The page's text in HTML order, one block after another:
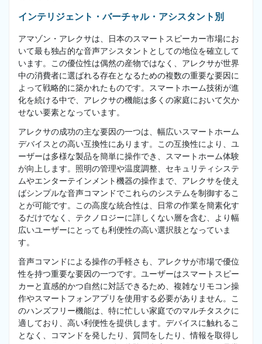
インテリジェント・バーチャル・アシスタント別
アマゾン・アレクサは、日本のスマートスピーカー市場にお
いて最も独占的な音声アシスタントとしての地位を確立して
います。この優位性は偶然の産物ではなく、アレクサが世界
中の消費者に選ばれる存在となるための複数の重要な要因に
よって戦略的に築かれたものです。スマートホーム技術が進
化を続ける中で、アレクサの機能は多くの家庭において欠か
せない要素となっています。
アレクサの成功の主な要因の一つは、幅広いスマートホーム
デバイスとの高い互換性にあります。この互換性により、ユ
ーザーは多様な製品を簡単に操作でき、スマートホーム体験
が向上します。照明の管理や温度調整、セキュリティシステ
ムやエンターテインメント機器の操作まで、アレクサを使え
ばシンプルな音声コマンドでこれらのシステムを制御するこ
とが可能です。この高度な統合性は、日常の作業を簡素化す
るだけでなく、テクノロジーに詳しくない層を含む、より幅
広いユーザーにとっても利便性の高い選択肢となっていま
す。
音声コマンドによる操作の手軽さも、アレクサが市場で優位
性を持つ重要な要因の一つです。ユーザーはスマートスピー
カーと直感的かつ自然に対話できるため、複雑なリモコン操
作やスマートフォンアプリを使用する必要がありません。こ
のハンズフリー機能は、特に忙しい家庭でのマルチタスクに
適しており、高い利便性を提供します。デバイスに触れるこ
となく、コマンドを発したり、質問をしたり、情報を取得し